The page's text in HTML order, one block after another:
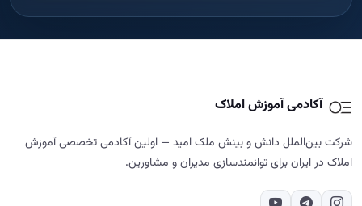
آکادمی آموزش املاک
شرکت بین‌الملل دانش و بینش ملک امید — اولین آکادمی تخصصی آموزش
املاک در ایران برای توانمندسازی مدیران و مشاورین.